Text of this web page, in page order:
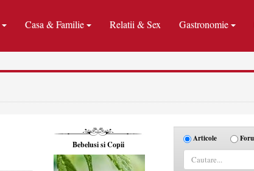
Casa & Familie Relatii & Sex Gastronomie
Bebelusi si Copii
Articole